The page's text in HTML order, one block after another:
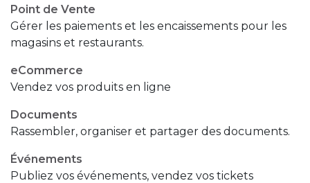
Point de Vente
Gérer les paiements et les encaissements pour les
magasins et restaurants.
eCommerce
Vendez vos produits en ligne
Documents
Rassembler, organiser et partager des documents.
Événements
Publiez vos événements, vendez vos tickets